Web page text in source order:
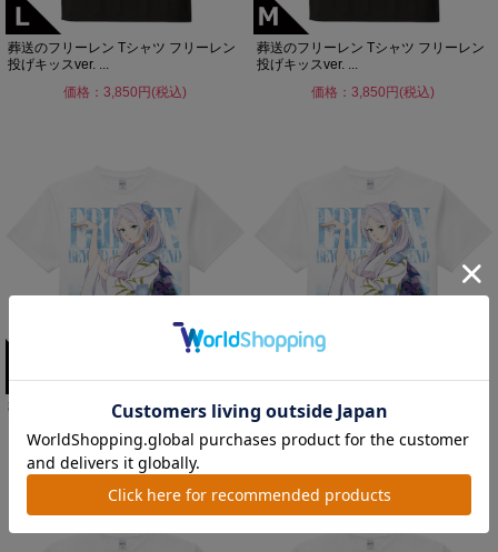
葬送のフリーレン Tシャツ フリーレン
投げキッスver. ...
価格：3,850円(税込)
葬送のフリーレン Tシャツ フリーレン
投げキッスver. ...
価格：3,850円(税込)
葬送のフリーレン 大判プリントTシャ
価格：4,950円(税込)
葬送のフリーレン 大判プリントTシャ
ツ フリーレン 晴れ着v...